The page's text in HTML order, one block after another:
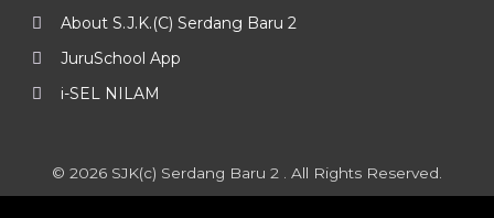
About S.J.K.(C) Serdang Baru 2
JuruSchool App
i-SEL NILAM
© 2026 SJK(c) Serdang Baru 2 . All Rights Reserved.